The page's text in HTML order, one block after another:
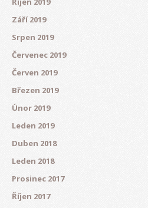
Září 2019
Srpen 2019
Červenec 2019
Červen 2019
Březen 2019
Únor 2019
Leden 2019
Duben 2018
Leden 2018
Prosinec 2017
Říjen 2017